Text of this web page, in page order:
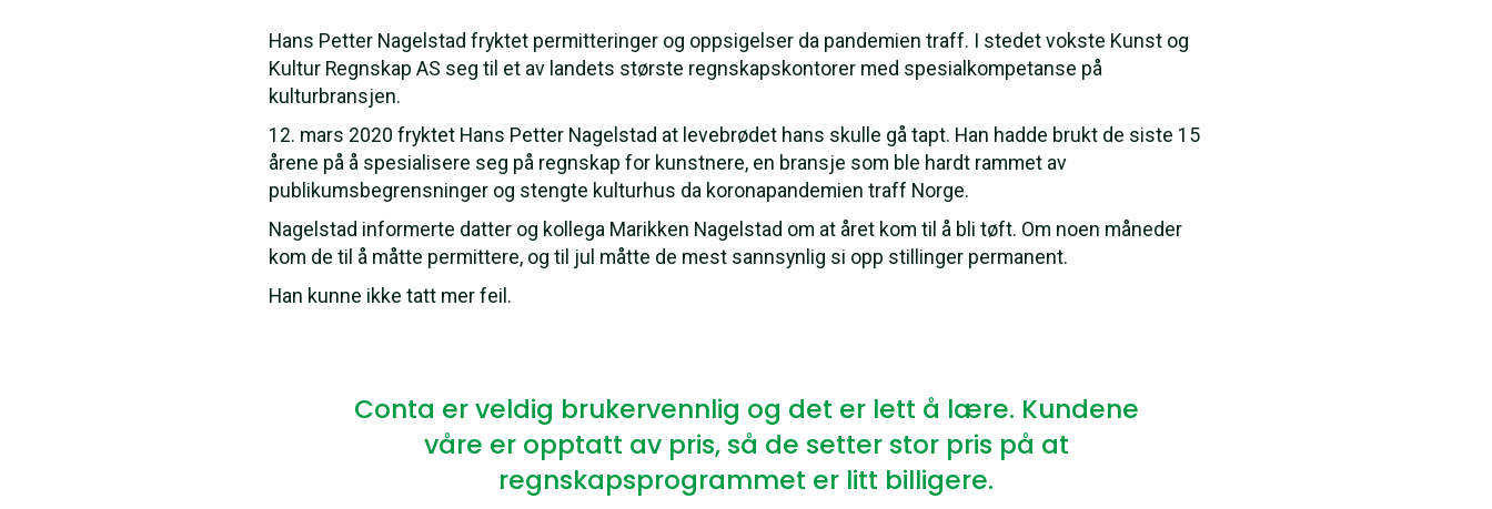
Hans Petter Nagelstad fryktet permitteringer og oppsigelser da pandemien traff. I stedet vokste Kunst og
Kultur Regnskap AS seg til et av landets største regnskapskontorer med spesialkompetanse på
kulturbransjen.
12. mars 2020 fryktet Hans Petter Nagelstad at levebrødet hans skulle gå tapt. Han hadde brukt de siste 15
årene på å spesialisere seg på regnskap for kunstnere, en bransje som ble hardt rammet av
publikumsbegrensninger og stengte kulturhus da koronapandemien traff Norge.
Nagelstad informerte datter og kollega Marikken Nagelstad om at året kom til å bli tøft. Om noen måneder
kom de til å måtte permittere, og til jul måtte de mest sannsynlig si opp stillinger permanent.
Han kunne ikke tatt mer feil.
Conta er veldig brukervennlig og det er lett å lære. Kundene
våre er opptatt av pris, så de setter stor pris på at
regnskapsprogrammet er litt billigere.